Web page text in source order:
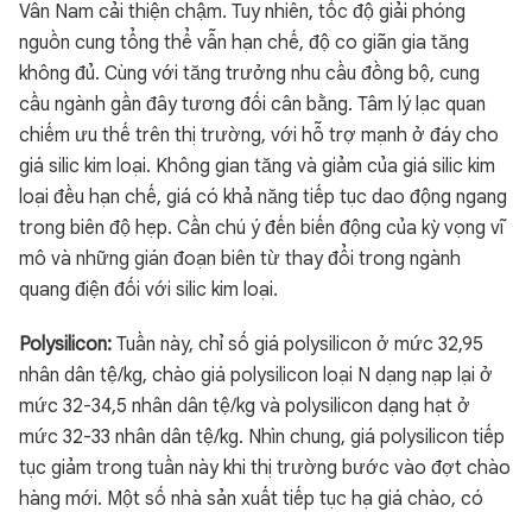
Vân Nam cải thiện chậm. Tuy nhiên, tốc độ giải phóng
nguồn cung tổng thể vẫn hạn chế, độ co giãn gia tăng
không đủ. Cùng với tăng trưởng nhu cầu đồng bộ, cung
cầu ngành gần đây tương đối cân bằng. Tâm lý lạc quan
chiếm ưu thế trên thị trường, với hỗ trợ mạnh ở đáy cho
giá silic kim loại. Không gian tăng và giảm của giá silic kim
loại đều hạn chế, giá có khả năng tiếp tục dao động ngang
trong biên độ hẹp. Cần chú ý đến biến động của kỳ vọng vĩ
mô và những gián đoạn biên từ thay đổi trong ngành
quang điện đối với silic kim loại.
Polysilicon: Tuần này, chỉ số giá polysilicon ở mức 32,95
nhân dân tệ/kg, chào giá polysilicon loại N dạng nạp lại ở
mức 32-34,5 nhân dân tệ/kg và polysilicon dạng hạt ở
mức 32-33 nhân dân tệ/kg. Nhìn chung, giá polysilicon tiếp
tục giảm trong tuần này khi thị trường bước vào đợt chào
hàng mới. Một số nhà sản xuất tiếp tục hạ giá chào, có